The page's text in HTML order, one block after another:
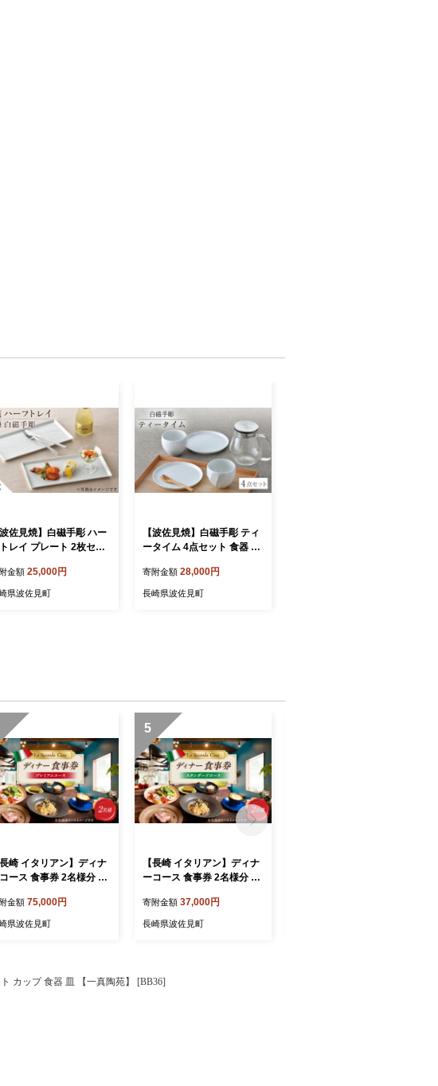
波佐見焼】白磁手彫 ハー
レイ プレート 2枚セッ
金額 25,000円
県波佐見町
【波佐見焼】白磁手彫 ティ
ータイム 4点セット 食器 皿
寄附金額 28,000円
長崎県波佐見町
長崎 イタリアン】ディナ
ース 食事券 2名様分 プ
Casa】 [IG16]
金額 75,000円
県波佐見町
5
【長崎 イタリアン】ディナ
ーコース 食事券 2名様分 ス
onda Casa】 [IG15]
寄附金額 37,000円
長崎県波佐見町
カップ 食器 皿 【一真陶苑】 [BB36]